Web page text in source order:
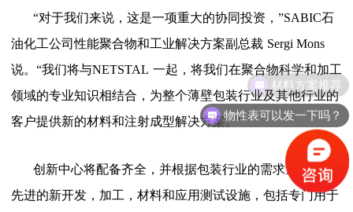
“对于我们来说，这是一项重大的协同投资，”SABIC石
油化工公司性能聚合物和工业解决方案副总裁 Sergi Mons
说。 “我们将与NETSTAL 一起，将我们在聚合物科学和加工
领域的专业知识相结合，为整个薄壁包装行业及其他行业的
客户提供新的材料和注射成型解决方案。“
创新中心将配备齐全，并根据包装行业的需求量身定制
先进的新开发，加工，材料和应用测试设施，包括专门用于
材料方案推荐
物性表可以发一下吗？